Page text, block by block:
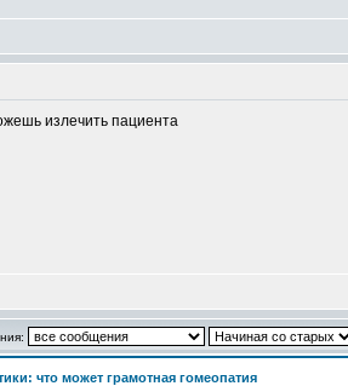
излечить пациента
что может грамотная гомеопатия